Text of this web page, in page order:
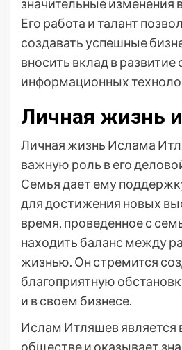
значительные изменения
Его работа и талант
создавать успешные
вносить вклад в
информационных
Личная жизнь
Личная жизнь Ислама
важную роль в его
Семья дает ему
для достижения новых
время, проведенное с
находить баланс между
жизнью. Он стремится
благоприятную
и в своем бизнесе.
Ислам Итляшев является
обществе и оказывает